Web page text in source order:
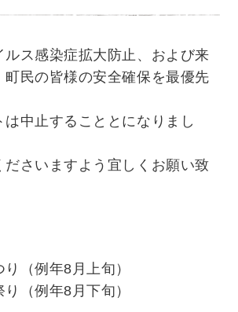
ルス感染症拡大防止、および来
町民の皆様の安全確保を最優先
は中止することとになりまし
ださいますよう宜しくお願い致
り（例年8月上旬）
り（例年8月下旬）